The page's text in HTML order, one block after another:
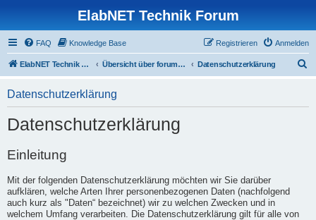
ElabNET Technik Forum
FAQ Knowledge Base Anmelden
Registrieren
ElabNET Technik Forum Übersicht über forum.timberwolf.io Datenschutzerklärung
Datenschutzerklärung
Datenschutzerklärung
Einleitung
Mit der folgenden Datenschutzerklärung möchten wir Sie darüber
aufklären, welche Arten Ihrer personenbezogenen Daten (nachfolgend
auch kurz als "Daten“ bezeichnet) wir zu welchen Zwecken und in
welchem Umfang verarbeiten. Die Datenschutzerklärung gilt für alle von